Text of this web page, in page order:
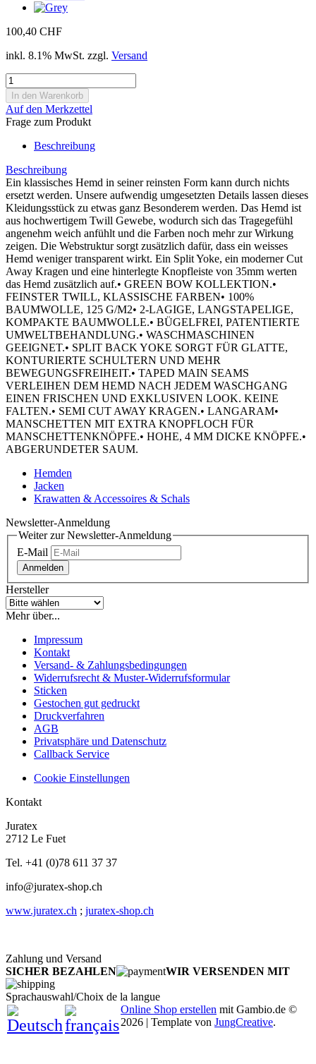
100,40 CHF
inkl. 8.1% MwSt. zzgl. Versand
Auf den Merkzettel
Frage zum Produkt
Beschreibung
Beschreibung
Ein klassisches Hemd in seiner reinsten Form kann durch nichts
ersetzt werden. Unsere aufwendig umgesetzten Details lassen dieses
Kleidungsstück zu etwas ganz Besonderem werden. Das Hemd ist
aus hochwertigem Twill Gewebe, wodurch sich das Tragegefühl
angenehm weich anfühlt und die Farben noch mehr zur Wirkung
zeigen. Die Webstruktur sorgt zusätzlich dafür, dass ein weisses
Hemd weniger transparent wirkt. Ein Split Yoke, ein moderner Cut
Away Kragen und eine hinterlegte Knopfleiste von 35mm werten
das Hemd zusätzlich auf.• GREEN BOW KOLLEKTION.•
FEINSTER TWILL, KLASSISCHE FARBEN• 100%
BAUMWOLLE, 125 G/M2• 2-LAGIGE, LANGSTAPELIGE,
KOMPAKTE BAUMWOLLE.• BÜGELFREI, PATENTIERTE
UMWELTBEHANDLUNG.• WASCHMASCHINEN
GEEIGNET.• SPLIT BACK YOKE SORGT FÜR GLATTE,
KONTURIERTE SCHULTERN UND MEHR
BEWEGUNGSFREIHEIT.• TAPED MAIN SEAMS
VERLEIHEN DEM HEMD NACH JEDEM WASCHGANG
EINEN FRISCHEN UND EXKLUSIVEN LOOK. KEINE
FALTEN.• SEMI CUT AWAY KRAGEN.• LANGARAM•
MANSCHETTEN MIT EXTRA KNOPFLOCH FÜR
MANSCHETTENKNÖPFE.• HOHE, 4 MM DICKE KNÖPFE.•
ABGERUNDETER SAUM.
Hemden
Jacken
Krawatten & Accessoires & Schals
Newsletter-Anmeldung
Weiter zur Newsletter-Anmeldung
E-Mail
Anmelden
Hersteller
Mehr über...
Impressum
Kontakt
Versand- & Zahlungsbedingungen
Widerrufsrecht & Muster-Widerrufsformular
Sticken
Gestochen gut gedruckt
Druckverfahren
AGB
Privatsphäre und Datenschutz
Callback Service
Cookie Einstellungen
Kontakt
Juratex
2712 Le Fuet
Tel. +41 (0)78 611 37 37
info@juratex-shop.ch
www.juratex.ch ; juratex-shop.ch
Zahlung und Versand
SICHER BEZAHLEN
WIR VERSENDEN MIT
Sprachauswahl/Choix de la langue
Online Shop erstellen mit Gambio.de ©
2026 | Template von JungCreative.